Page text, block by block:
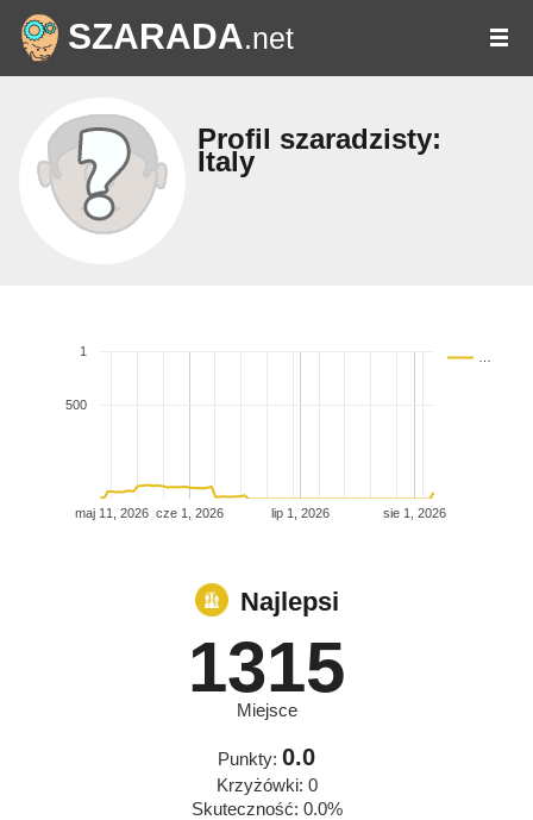
SZARADA.net
Profil szaradzisty:
Italy
cze 1, 2026 lip 1, 2026 sie 1, 2026
maj 11, 2026
1
500
Najlepsi
1315
Miejsce
Punkty: 0.0
Krzyżówki: 0
Skuteczność: 0.0%